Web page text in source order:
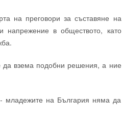
на преговори за съставяне на
напрежение в обществото, като
да взема подобни решения, а ние
младежите на България няма да